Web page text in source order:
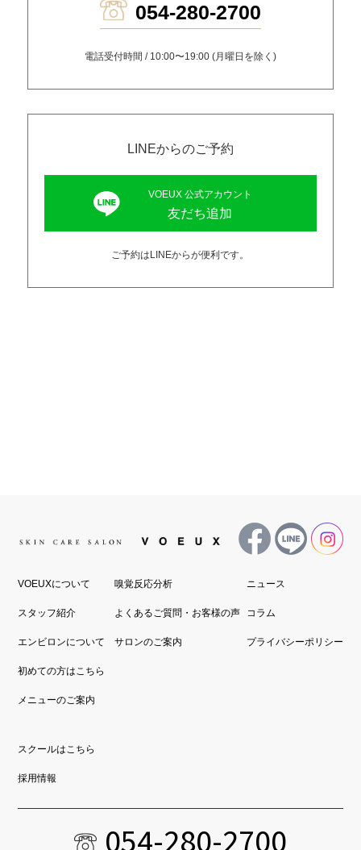
054-280-2700
電話受付時間 / 10:00〜19:00 (月曜日を除く)
LINEからのご予約
VOEUX 公式アカウント
友だち追加
ご予約はLINEからが便利です。
VOEUXについて
スタッフ紹介
エンビロンについて
初めての方はこちら
メニューのご案内
スクールはこちら
採用情報
嗅覚反応分析
よくあるご質問・お客様の声
サロンのご案内
ニュース
コラム
プライバシーポリシー
054-280-2700